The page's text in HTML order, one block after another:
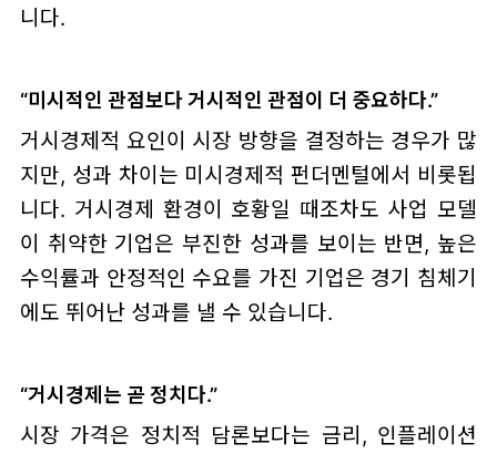
니다.
“미시적인 관점보다 거시적인 관점이 더 중요하다.”
거시경제적 요인이 시장 방향을 결정하는 경우가 많
지만, 성과 차이는 미시경제적 펀더멘털에서 비롯됩
니다. 거시경제 환경이 호황일 때조차도 사업 모델
이 취약한 기업은 부진한 성과를 보이는 반면, 높은
수익률과 안정적인 수요를 가진 기업은 경기 침체기
에도 뛰어난 성과를 낼 수 있습니다.
“거시경제는 곧 정치다.”
시장 가격은 정치적 담론보다는 금리, 인플레이션